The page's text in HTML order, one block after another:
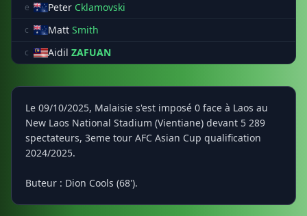
e
Peter Cklamovski
c Matt Smith
c Aidil ZAFUAN
Le 09/10/2025, Malaisie s'est imposé 0 face à Laos au
New Laos National Stadium (Vientiane) devant 5 289
spectateurs, 3eme tour AFC Asian Cup qualification
2024/2025.
Buteur : Dion Cools (68').